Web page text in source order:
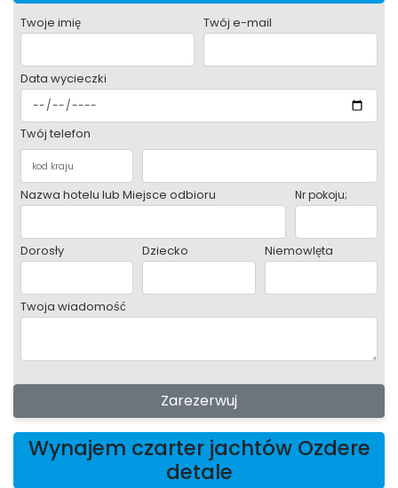
Twoje imię Twój e-mail
Data wycieczki
Twój telefon
Nazwa hotelu lub Miejsce odbioru Nr pokoju;
Dorosły Dziecko Niemowlęta
Twoja wiadomość
Zarezerwuj
Wynajem czarter jachtów Ozdere
detale